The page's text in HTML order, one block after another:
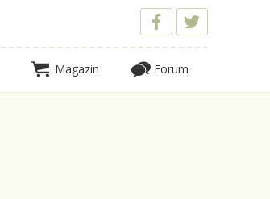
Magazin Forum